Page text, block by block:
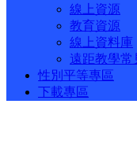
線上資源
教育資源
線上資料庫
遠距教學常
性別平等專區
下載專區